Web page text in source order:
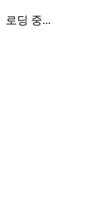
로딩 중...